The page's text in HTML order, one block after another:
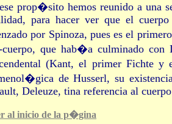
prop�sito hemos reunido a una
para hacer ver que el
por Spinoza, pues es el
cuerpo, que hab�a culminado
(Kant, el primer Fichte y
de Husserl, su
Deleuze, tina referencia al
al inicio de la p�gina